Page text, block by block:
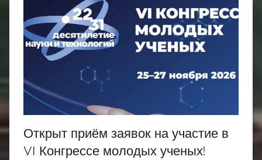
Открыт приём заявок на участие в
VI Конгрессе молодых ученых!